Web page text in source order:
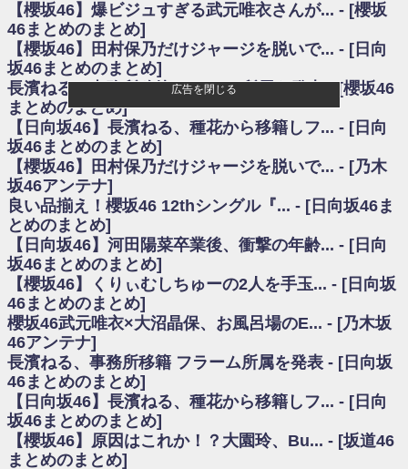
日向坂46まとめのまとめ / 【日向坂46】富田鈴花1st写真集、発売記念記者
会見の模様がこちら！
乃木坂欅坂まとめのまとめ / 【日向坂46】河田陽菜卒業の影響、ガチでデ
カそう...
欅坂あんてな ～欅坂46のニュース・情報・話題をピックアップ / れなッ
ピーズ集結！櫻坂46守屋麗奈×遠藤理子、8/6「ラヴィット！」水曜スタジオ出
演決定
欅坂/日向坂46まとめのまとめ / 【櫻坂46】田村保乃だけジャージを脱いで
いた理由
日向坂46まとめのまとめ / 【日向坂46】若林さん「笑えないぐらい師匠だ
から」佐々木久美と卒業後初の共演の様子がこちら！【激レアさん】
日向坂46まとめのまとめ / 【元日向坂46】情報解禁前で言えない！？丹生
ちゃん、メンバーと会った模様
乃木坂欅坂まとめのまとめ / 【日向坂46】この月、何かあるのか！？『お
願いバッハ！』ミーグリ日程がこちら
欅坂/日向坂46まとめのまとめ / 【櫻坂46】ミーグリで喧嘩！？山下瞳月、
これはマジギレしてる
乃木坂46アンテナ / 【櫻坂46】ハリソン守屋「ゆーづのせいです」【ラヴ
ィット!】
乃木坂あんてな ～乃木坂46・欅坂46・日向坂46のニュース・情報・話題
をピックアップ / 良い品揃え！櫻坂46 12thシングル『Make or Break』オフィ
シャルグッズ絶賛販売受付中
日向坂46まとめのまとめ / 【日向坂46】この月、何かあるのか！？『お願
いバッハ！』ミーグリ日程がこちら
日向坂46まとめのまとめ / 【元日向坂46】この卒業生、めちゃくちゃテレ
ビで見かけるな
欅坂/日向坂46まとめのまとめ / 【櫻坂46】リアルミーグリであの販売も！
『Make or Break』オフィシャルグッズ解禁
【櫻坂46】爆ビジュすぎる武元唯衣さんが... - [櫻坂
46まとめのまとめ]
【櫻坂46】田村保乃だけジャージを脱いで... - [日向
坂46まとめのまとめ]
長濱ねる、事務所移籍 フラーム所属を発表 - [櫻坂46
まとめのまとめ]
【日向坂46】長濱ねる、種花から移籍しフ... - [日向
坂46まとめのまとめ]
【櫻坂46】田村保乃だけジャージを脱いで... - [乃木
坂46アンテナ]
良い品揃え！櫻坂46 12thシングル『... - [日向坂46ま
とめのまとめ]
【日向坂46】河田陽菜卒業後、衝撃の年齢... - [日向
坂46まとめのまとめ]
【櫻坂46】くりぃむしちゅーの2人を手玉... - [日向坂
46まとめのまとめ]
櫻坂46武元唯衣×大沼晶保、お風呂場のE... - [乃木坂
46アンテナ]
長濱ねる、事務所移籍 フラーム所属を発表 - [日向坂
46まとめのまとめ]
【日向坂46】長濱ねる、種花から移籍しフ... - [日向
坂46まとめのまとめ]
【櫻坂46】原因はこれか！？大園玲、Bu... - [坂道46
まとめのまとめ]
広告を閉じる